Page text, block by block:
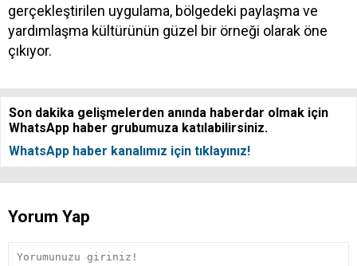
gerçekleştirilen uygulama, bölgedeki paylaşma ve
yardımlaşma kültürünün güzel bir örneği olarak öne
çıkıyor.
Son dakika gelişmelerden anında haberdar olmak için
WhatsApp haber grubumuza katılabilirsiniz.
WhatsApp haber kanalımız için tıklayınız!
Yorum Yap